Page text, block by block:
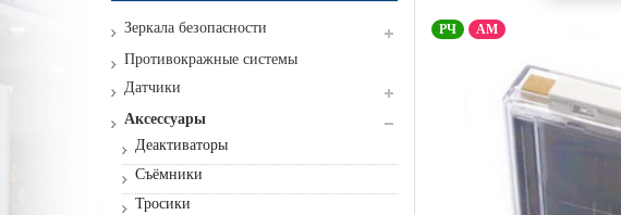
Зеркала безопасности
Противокражные системы
Датчики
Аксессуары
Деактиваторы
Съёмники
Тросики
РЧ АМ